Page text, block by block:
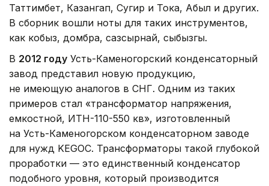
Таттимбет, Казангап, Сугир и Тока, Абыл и других.
В сборник вошли ноты для таких инструментов,
как кобыз, домбра, сазсырнай, сыбызгы.
В 2012 году Усть-Каменогорский конденсаторный
завод представил новую продукцию,
не имеющую аналогов в СНГ. Одним из таких
примеров стал «трансформатор напряжения,
емкостной, ИТН-110-550 кв», изготовленный
на Усть-Каменогорском конденсаторном заводе
для нужд KEGOC. Трансформаторы такой глубокой
проработки — это единственный конденсатор
подобного уровня, который производится